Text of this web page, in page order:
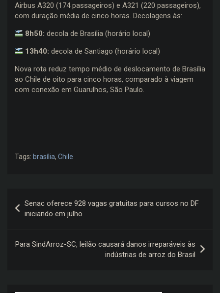
Airbus A320 (174 passageiros) e A321 (220 passageiros),
com duração média de cinco horas. Decolagens às:
8h50:decola de Brasília (horário local)
13h40: decola de Santiago (horário local)
Nova rota reduz tempo médio de deslocamento de Brasília
ao Chile de oito para cinco horas, comparado à viagem
com conexão em Guarulhos, São Paulo.
Tags: brasília, Chile
de
Senac oferece 928 vagas gratuitas para cursos no DF
iniciando em julho
Para SindArroz-SC, leilão causará danos irreparáveis às
indústrias de arroz do Brasil